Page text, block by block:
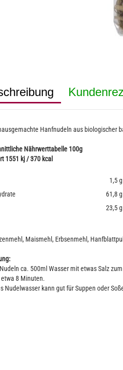
Hanfnudeln aus biologischer
Nährwerttabelle 100g
1551 kj / 370 kcal
1,5 g
61,8 g
23,5 g
Maismehl, Erbsenmehl,
ca. 500ml Wasser mit etwas Salz
8 Minuten.
Nudelwasser kann gut für Suppen oder